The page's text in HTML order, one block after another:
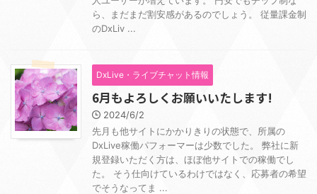
ら、まだまだ割安感があるのでしょう。 従量課金制
のDxLiv ...
DxLive・ライブチャット情報
6月もよろしくお願いいたします!
2024/6/2
先月も他サイトにかかりきりの状態で、所属の
DxLive稼働パフォーマーは少数でした。 弊社に新
規登録いただく方は、ほぼ他サイトでの稼働でし
た。 そう仕向けているわけではなく、応募者の希望
でそうなってま ...